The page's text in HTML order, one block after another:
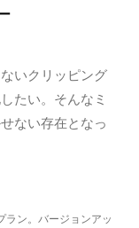
いクリッピング
たい。そんなミ
ない存在となっ
ラン。バージョンアッ